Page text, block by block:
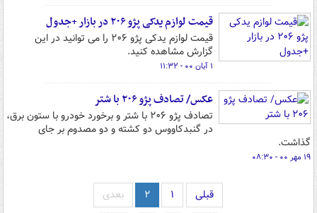
قیمت لوازم یدکی پژو ۲۰۶ در بازار +جدول
قیمت لوازم یدکی پژو ۲۰۶ را می توانید در این
گزارش مشاهده کنید.
۱ آبان ۰۰ - ۱۱:۳۲
عکس/ تصادف پژو ۲۰۶ با شتر
تصادف پژو ۲۰۶ با شتر و برخورد خودرو با ستون برق،
در گنبدکاووس دو کشته و دو مصدوم بر جای
گذاشت.
۱۹ مهر ۰۰ - ۰۸:۳۰
قبلی ۱ ۲ بعدی